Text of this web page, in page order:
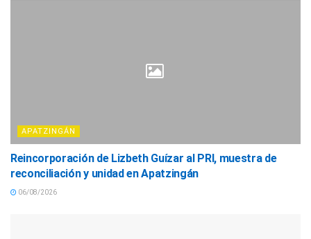
APATZINGÁN
Reincorporación de Lizbeth Guízar al PRI, muestra de
reconciliación y unidad en Apatzingán
06/08/2026